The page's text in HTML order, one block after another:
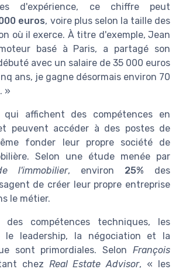
d'expérience, ce chiffre peut
euros, voire plus selon la taille des
où il exerce. À titre d'exemple, Jean
basé à Paris, a partagé son
avec un salaire de 35 000 euros
ans, je gagne désormais environ 70
»
qui affichent des compétences en
peuvent accéder à des postes de
fonder leur propre société de
Selon une étude menée par
l'immobilier, environ 25% des
de créer leur propre entreprise
le métier.
des compétences techniques, les
le leadership, la négociation et la
sont primordiales. Selon François
chez Real Estate Advisor, « les